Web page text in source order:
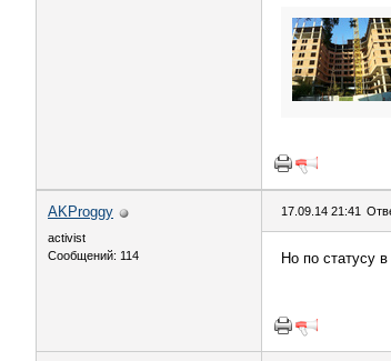
AKProggy
activist
Сообщений: 114
17.09.14 21:41
Но по статусу